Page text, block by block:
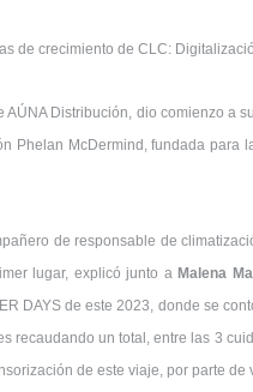
de crecimiento de CLC:
AÚNA Distribución, dio comienzo a
Phelan McDermind, fundada
de responsable de
lugar, explicó junto a Malena
DAYS de este 2023, donde se
recaudando un total, entre las 3
de este viaje, por parte